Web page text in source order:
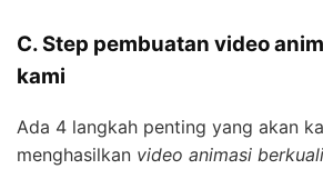
C. Step pembuatan video
kami
Ada 4 langkah penting yang akan
menghasilkan video animasi